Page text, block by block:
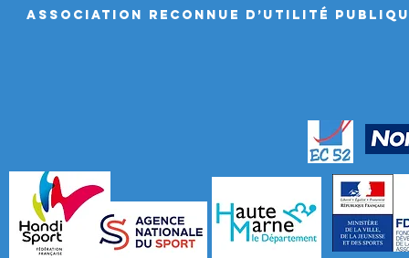
ASSociation RECONNUE D’UTILITÉ